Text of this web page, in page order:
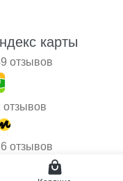
карты
отзывов
отзывов
отзывов